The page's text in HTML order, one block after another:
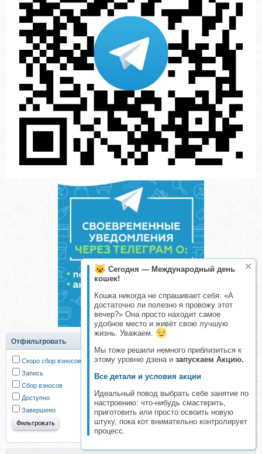
Сегодня — Международный день
кошек!
Кошка никогда не спрашивает себя: «А
достаточно ли полезно я провожу этот
вечер?» Она просто находит самое
удобное место и живёт свою лучшую
жизнь. Уважаем.
Мы тоже решили немного приблизиться к
этому уровню дзена и запускаем Акцию.
Все детали и условия акции
Идеальный повод выбрать себе занятие по
настроению: что-нибудь смастерить,
приготовить или просто освоить новую
штуку, пока кот внимательно контролирует
процесс.
Отфильтровать
Скоро сбор взносов
Запись
Сбор взносов
Доступно
Завершено